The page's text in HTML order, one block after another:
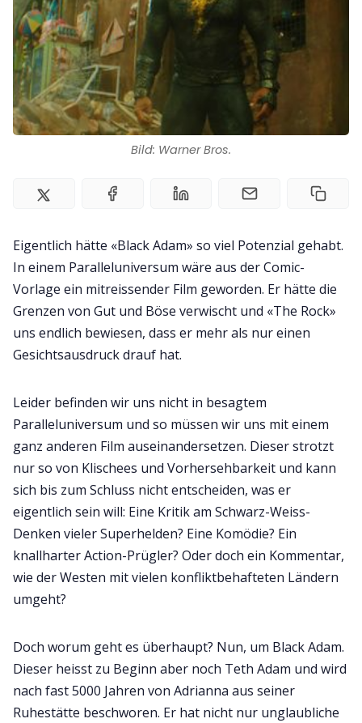
Zusammenarbeit
Kontakt
Impressum
Bild: Warner Bros.
Eigentlich hätte «Black Adam» so viel Potenzial gehabt.
In einem Paralleluniversum wäre aus der Comic-
Vorlage ein mitreissender Film geworden. Er hätte die
Grenzen von Gut und Böse verwischt und «The Rock»
uns endlich bewiesen, dass er mehr als nur einen
Gesichtsausdruck drauf hat.
Leider befinden wir uns nicht in besagtem
Paralleluniversum und so müssen wir uns mit einem
ganz anderen Film auseinandersetzen. Dieser strotzt
nur so von Klischees und Vorhersehbarkeit und kann
sich bis zum Schluss nicht entscheiden, was er
eigentlich sein will: Eine Kritik am Schwarz-Weiss-
Denken vieler Superhelden? Eine Komödie? Ein
knallharter Action-Prügler? Oder doch ein Kommentar,
wie der Westen mit vielen konfliktbehafteten Ländern
umgeht?
Doch worum geht es überhaupt? Nun, um Black Adam.
Dieser heisst zu Beginn aber noch Teth Adam und wird
nach fast 5000 Jahren von Adrianna aus seiner
Ruhestätte beschworen. Er hat nicht nur unglaubliche